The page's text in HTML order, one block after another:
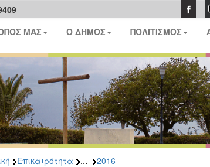
ΜΑΣ Ο ΔΗΜΟΣ ΠΟΛΙΤΙΣΜΟΣ
Επικαιρότητα ... 2016